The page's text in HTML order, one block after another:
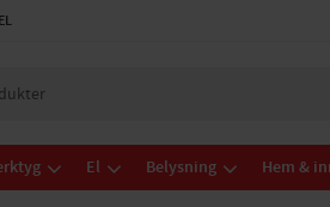
El Belysning Hem &